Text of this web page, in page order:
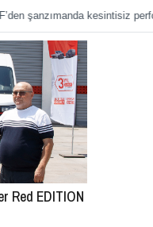
kesintisiz performans|
Red EDITION